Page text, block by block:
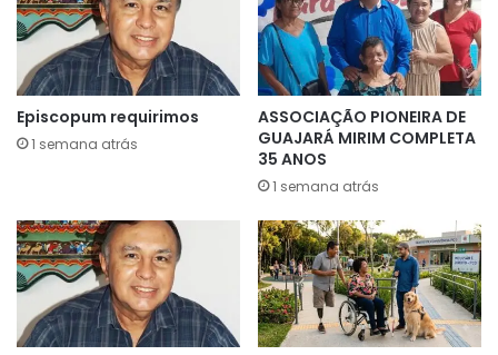
Episcopum requirimos
1 semana atrás
ASSOCIAÇÃO PIONEIRA DE
GUAJARÁ MIRIM COMPLETA
35 ANOS
1 semana atrás